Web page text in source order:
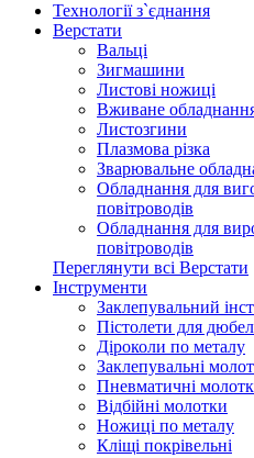
Технології з`єднання
Верстати
Вальці
Зигмашини
Листові ножиці
Вживане
Листозгини
Плазмова різка
Зварювальне
Обладнання для
повітроводів
Обладнання для
повітроводів
Переглянути всі Верстати
Інструменти
Заклепувальний
Пістолети для
Діроколи по металу
Заклепувальні
Пневматичні
Відбійні молотки
Ножиці по металу
Кліщі покрівельні